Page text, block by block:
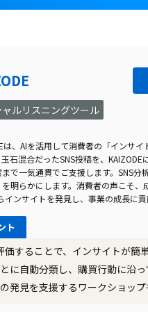
ャルリスニングツール
は、AIを活用して消費者の「インサイ
石混合だったSNS投稿を、KAIZODE
で一気通貫でご支援します。SNS分
明らかにします。消費者の声こそ、
ンサイトを発見し、事業の成長に貢
ト
価することで、インサイトが簡
に自動分類し、購買行動に沿
発見を支援するワークショッ